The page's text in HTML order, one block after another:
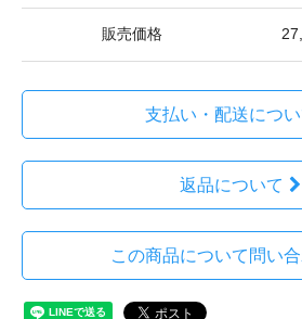
販売価格
支払い・配送につい
返品について
この商品について問い